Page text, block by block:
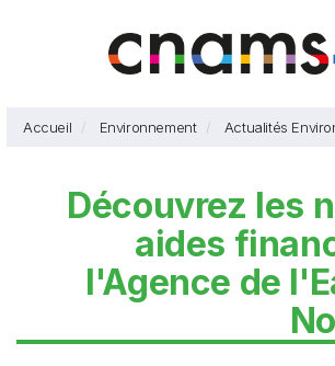
Accueil Environnement Actualités
Découvrez les
aides
l'Agence de